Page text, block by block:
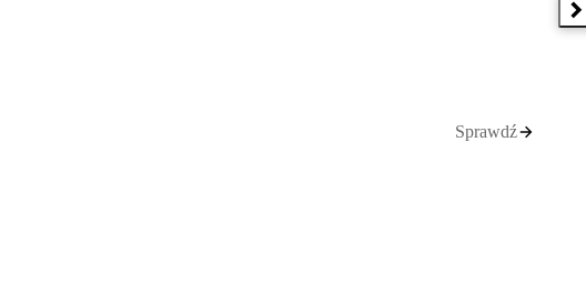
Sprawdź